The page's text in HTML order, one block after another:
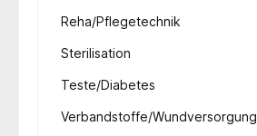
Reha/Pflegetechnik
Sterilisation
Teste/Diabetes
Verbandstoffe/Wundversorgung